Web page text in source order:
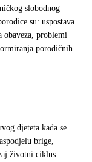
slobodnog
su: uspostava
problemi
porodičnih
djeteta kada se
brige,
životni ciklus